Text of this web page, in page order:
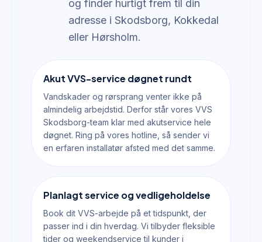
og finder hurtigt frem til din
adresse i Skodsborg, Kokkedal
eller Hørsholm.
Akut VVS-service døgnet rundt
Vandskader og rørsprang venter ikke på
almindelig arbejdstid. Derfor står vores VVS
Skodsborg-team klar med akutservice hele
døgnet. Ring på vores hotline, så sender vi
en erfaren installatør afsted med det samme.
Planlagt service og vedligeholdelse
Book dit VVS-arbejde på et tidspunkt, der
passer ind i din hverdag. Vi tilbyder fleksible
tider og weekendservice til kunder i